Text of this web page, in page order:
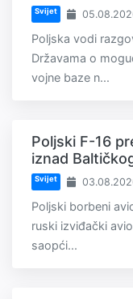
Svijet
Poljska vodi
Državama o
vojne baze n...
Poljski F-16
iznad
Svijet
Poljski borbeni
ruski izviđački
saopći...